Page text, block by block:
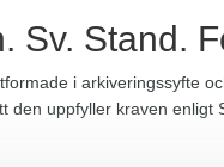
Sv. Stand.
i arkiveringssyfte
den uppfyller kraven enligt